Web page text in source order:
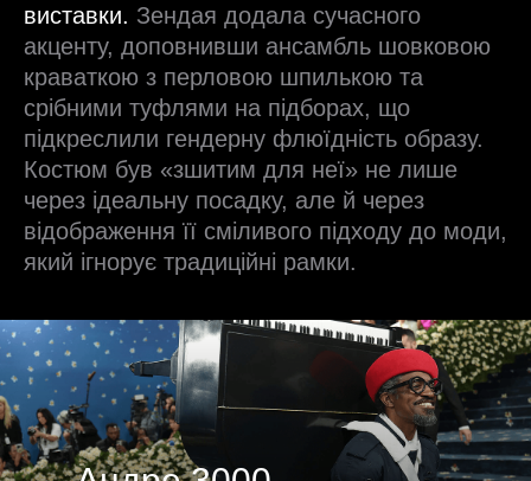
виставки. Зендая додала сучасного
акценту, доповнивши ансамбль шовковою
краваткою з перловою шпилькою та
срібними туфлями на підборах, що
підкреслили гендерну флюїдність образу.
Костюм був «зшитим для неї» не лише
через ідеальну посадку, але й через
відображення її сміливого підходу до моди,
який ігнорує традиційні рамки.